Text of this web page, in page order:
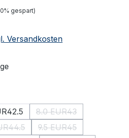
gespart)
Versandkosten
nicht verfügbar.)
8.0 EUR43
(Diese Option ist
nicht verfügbar.)
(Diese Option ist zurzeit nicht
9.5 EUR45
(Diese Option ist